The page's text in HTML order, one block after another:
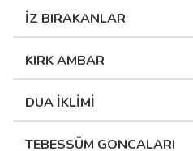
İZ BIRAKANLAR
KIRK AMBAR
DUA İKLİMİ
TEBESSÜM GONCALARI